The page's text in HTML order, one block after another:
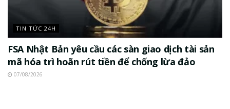
TIN TỨC 24H
FSA Nhật Bản yêu cầu các sàn giao dịch tài sản
mã hóa trì hoãn rút tiền để chống lừa đảo
07/08/2026